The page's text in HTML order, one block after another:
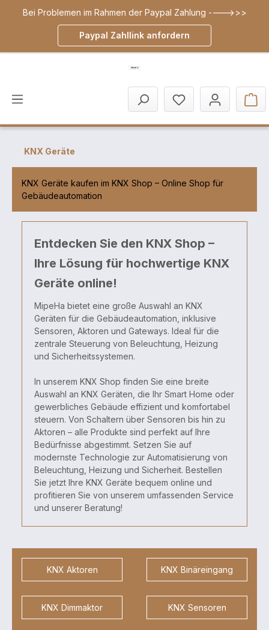
springen
Bei Problemen im Rahmen der Paypal Zahlung ---->>>
Paypal Zahllink anfordern
KNX Geräte
KNX Geräte kaufen im KNX Shop – Online Shop für
Gebäudeautomation
Entdecken Sie den KNX Shop –
Ihre Lösung für hochwertige KNX
Geräte online!
MipeHa bietet eine große Auswahl an KNX
Geräten für die Gebäudeautomation, inklusive
Sensoren, Aktoren und Gateways. Ideal für die
zentrale Steuerung von Beleuchtung, Heizung
und Sicherheitssystemen.
In unserem KNX Shop finden Sie eine breite
Auswahl an KNX Geräten, die Ihr Smart Home oder
gewerbliches Gebäude effizient und komfortabel
steuern. Von Schaltern über Sensoren bis hin zu
Aktoren – alle Produkte sind perfekt auf Ihre
Bedürfnisse abgestimmt. Setzen Sie auf
modernste Technologie zur Automatisierung von
Beleuchtung, Heizung und Sicherheit. Bestellen
Sie jetzt Ihre KNX Geräte bequem online und
profitieren Sie von unserem umfassenden Service
und unserer Beratung!
KNX Aktoren KNX Binäreingang
KNX Dimmaktor KNX Sensoren